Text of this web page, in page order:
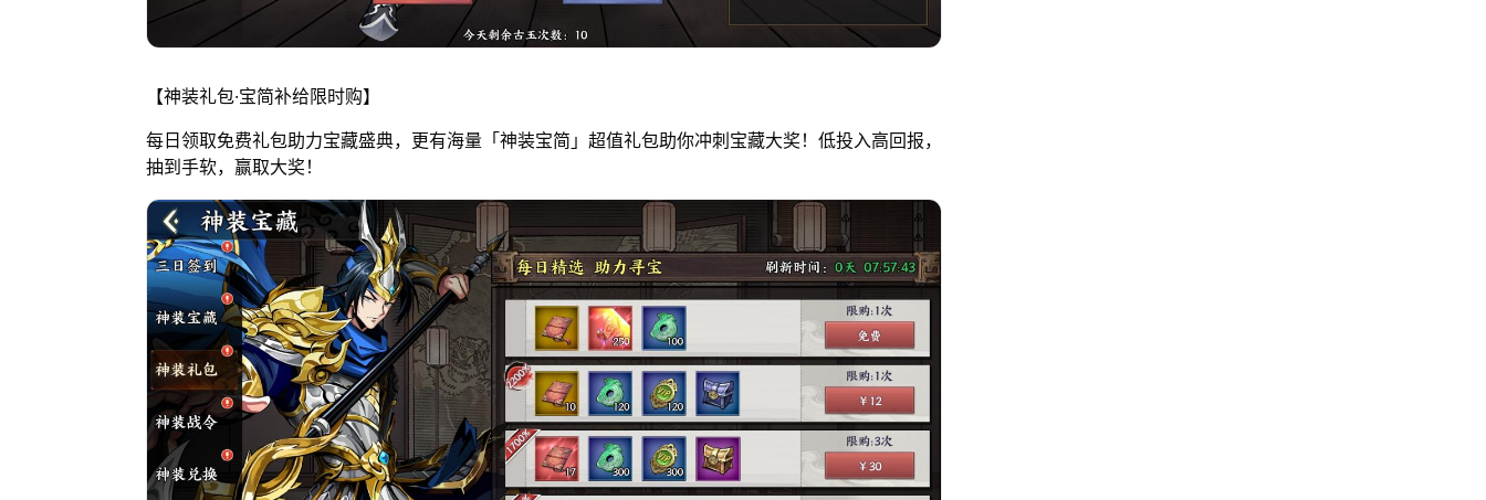
【神装礼包·宝简补给限时购】
每日领取免费礼包助力宝藏盛典，更有海量「神装宝简」超值礼包助你冲刺宝藏大奖！低投入高回报，
抽到手软，赢取大奖！